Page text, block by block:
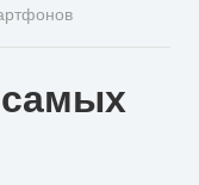
самых